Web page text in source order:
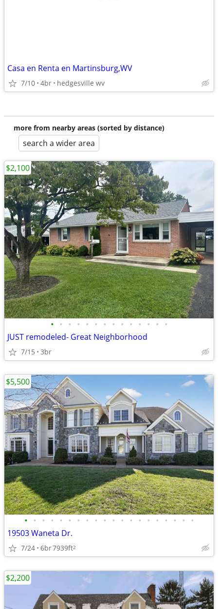
Casa en Renta en Martinsburg,WV
7/10 4br hedgesville wv
more from nearby areas (sorted by distance)
search a wider area
• • • • • • • • • • • • • •
JUST remodeled- Great Neighborhood
7/15 3br
$2,100
• • • • • • • • • • • • • • • • • • • •
19503 Waneta Dr.
7/24 6br7939ft2
$5,500
$2,200